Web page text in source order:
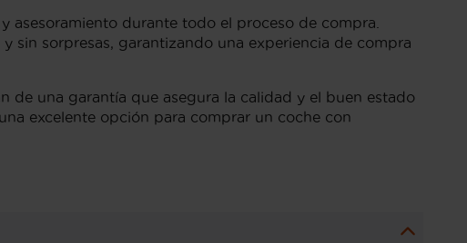
durante todo el proceso de compra.
sin sorpresas, garantizando una experiencia de compra
de una garantía que asegura la calidad y el buen estado
excelente opción para comprar un coche con